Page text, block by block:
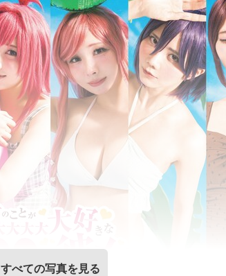
すべての写真を見る